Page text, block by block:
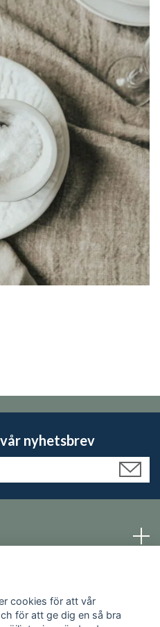
nyhetsbrev
cookies för att vår
för att ge dig en så bra